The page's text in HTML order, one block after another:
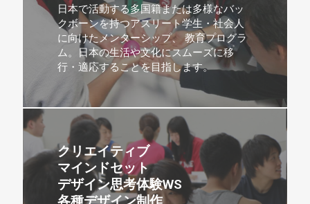
日本で活動する多国籍または多様なバッ
クボーンを持つアスリート学生・社会人
に向けたメンターシップ、 教育プログラ
ム。日本の生活や文化にスムーズに移
行・適応することを目指します。
クリエイティブ
マインドセット
デザイン思考体験WS